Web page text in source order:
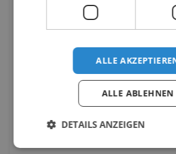
ALLE
ALLE ABLEHNEN
DETAILS ANZEIGEN